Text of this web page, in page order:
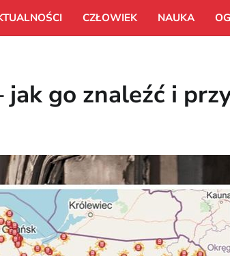
CZŁOWIEK NAUKA
go znaleźć i